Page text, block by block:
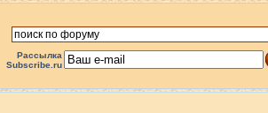
Рассылка
Subscribe.ru